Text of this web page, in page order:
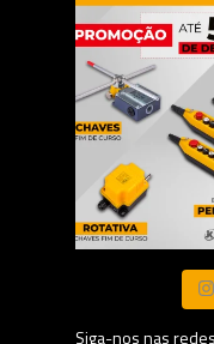
Siga-nos nas